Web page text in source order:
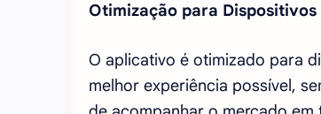
Otimização para Dispositivos
O aplicativo é otimizado para
melhor experiência possível,